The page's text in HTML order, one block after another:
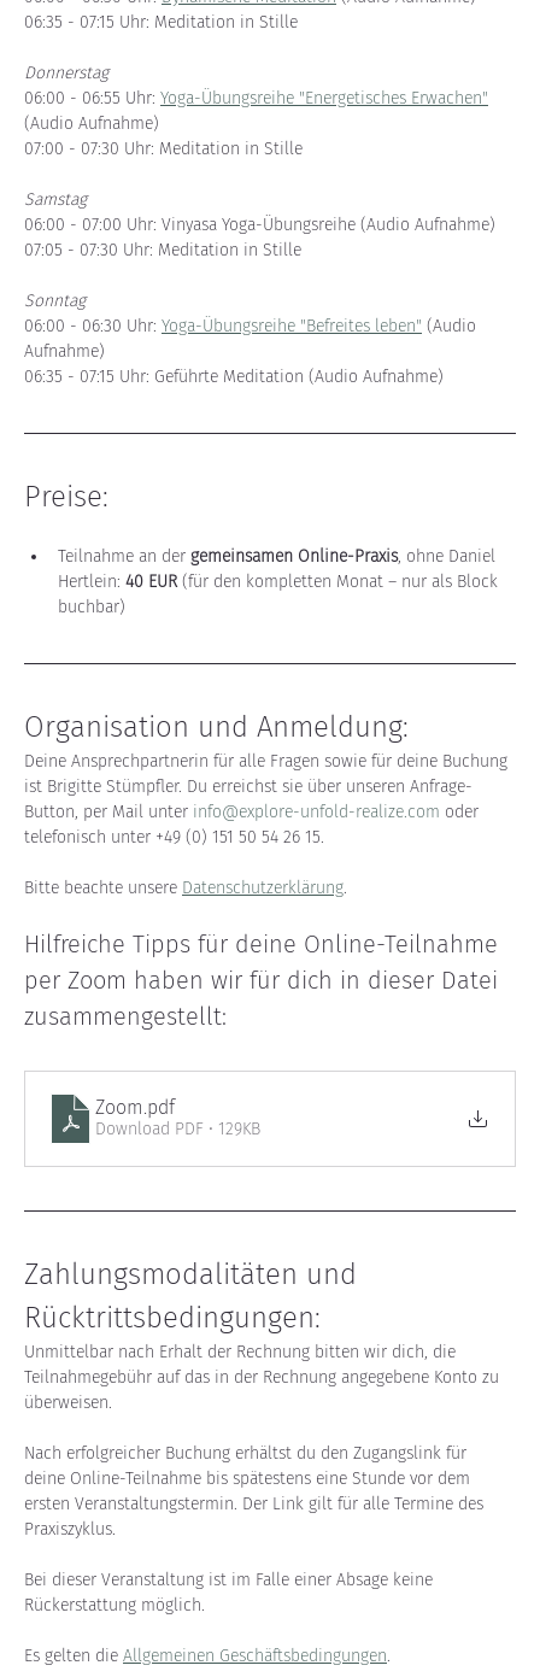
06:35 - 07:15 Uhr: Meditation in Stille
Donnerstag
06:00 - 06:55 Uhr: Yoga-Übungsreihe "Energetisches Erwachen"
(Audio Aufnahme)
07:00 - 07:30 Uhr: Meditation in Stille
Samstag
06:00 - 07:00 Uhr: Vinyasa Yoga-Übungsreihe (Audio Aufnahme)
07:05 - 07:30 Uhr: Meditation in Stille
Sonntag
06:00 - 06:30 Uhr: Yoga-Übungsreihe "Befreites leben" (Audio
Aufnahme)
06:35 - 07:15 Uhr: Geführte Meditation (Audio Aufnahme)
Preise:
Teilnahme an der gemeinsamen Online-Praxis, ohne Daniel
Hertlein: 40 EUR (für den kompletten Monat – nur als Block
buchbar)
Organisation und Anmeldung:
Deine Ansprechpartnerin für alle Fragen sowie für deine Buchung
ist Brigitte Stümpfler. Du erreichst sie über unseren Anfrage-
Button, per Mail unter info@explore-unfold-realize.com oder
telefonisch unter +49 (0) 151 50 54 26 15.
Bitte beachte unsere Datenschutzerklärung.
Hilfreiche Tipps für deine Online-Teilnahme
per Zoom haben wir für dich in dieser Datei
zusammengestellt:
Zoom.pdf
Download PDF • 129KB
Zahlungsmodalitäten und
Rücktrittsbedingungen:
Unmittelbar nach Erhalt der Rechnung bitten wir dich, die
Teilnahmegebühr auf das in der Rechnung angegebene Konto zu
überweisen.
Nach erfolgreicher Buchung erhältst du den Zugangslink für
deine Online-Teilnahme bis spätestens eine Stunde vor dem
ersten Veranstaltungstermin. Der Link gilt für alle Termine des
Praxiszyklus.
Bei dieser Veranstaltung ist im Falle einer Absage keine
Rückerstattung möglich.
Es gelten die Allgemeinen Geschäftsbedingungen.